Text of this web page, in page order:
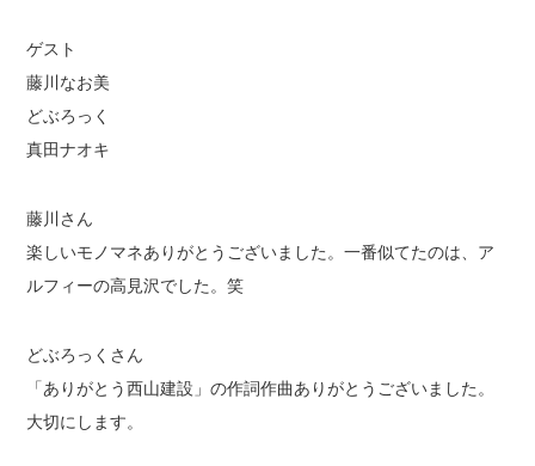
ゲスト
藤川なお美
どぶろっく
真田ナオキ
藤川さん
楽しいモノマネありがとうございました。一番似てたのは、ア
ルフィーの高見沢でした。笑
どぶろっくさん
「ありがとう西山建設」の作詞作曲ありがとうございました。
大切にします。